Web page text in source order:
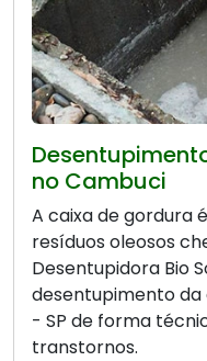
no Cambuci
A caixa de gordura
resíduos oleosos
Desentupidora Bio
desentupimento da
- SP de forma
transtornos.